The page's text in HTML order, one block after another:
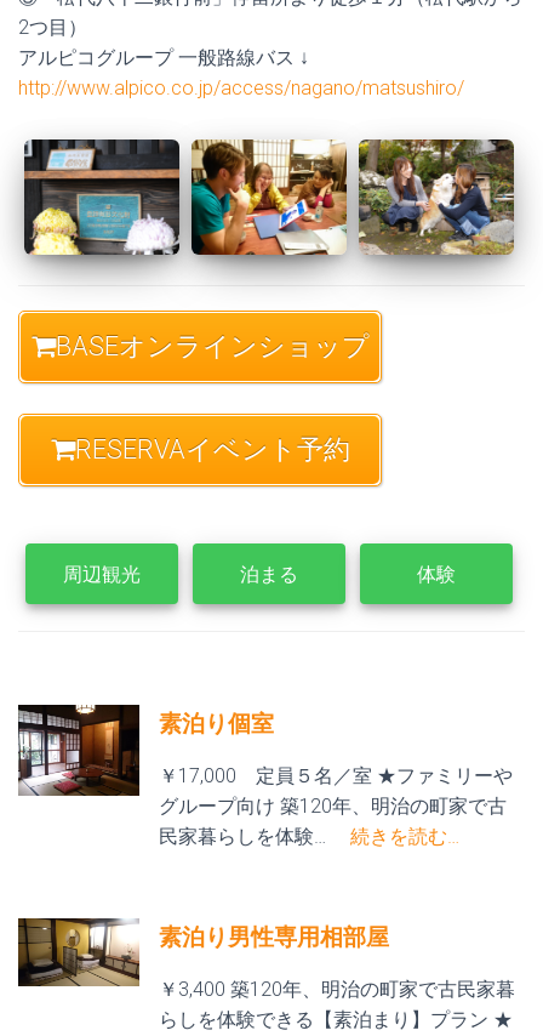
2つ目）
アルピコグループ 一般路線バス ↓
http://www.alpico.co.jp/access/nagano/matsushiro/
BASEオンラインショップ
RESERVAイベント予約
周辺観光 泊まる 体験
素泊り個室
￥17,000 定員５名／室 ★ファミリーや
グループ向け 築120年、明治の町家で古
民家暮らしを体験…
続きを読む…
素泊り男性専用相部屋
￥3,400 築120年、明治の町家で古民家暮
らしを体験できる【素泊まり】プラン ★